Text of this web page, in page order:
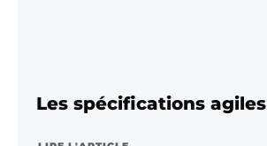
Les spécifications agiles